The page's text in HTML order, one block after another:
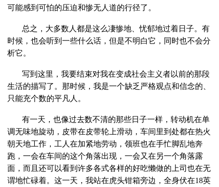
可能感到可怕的压迫和惨无人道的行径了。
总之，大多数人都是这么凄惨地、忧郁地过着日子。有
时候，也会听到一些什么话，但是不明白它，同时也不会分
析它。
写到这里，我要结束对我在变成社会主义者以前的那段
生活的描写了。那时候，我是一个缺乏严格观点和信念的、
只能充个数的平凡人。
有一天，也像过去数不清的那些日子一样，转动机在单
调无味地旋动，皮带在皮带轮上滑动，车间里到处都在热火
朝天地工作，工人在加紧地劳动，领班也在手忙脚乱地奔
跑，一会在车间的这个角落出现，一会又在另一个角落露
面，而且还可以看到许多各式各样的好吃懒做的上司也在无
谓地忙碌着。这一天，我站在虎头钳箱旁边，全身伏在18英